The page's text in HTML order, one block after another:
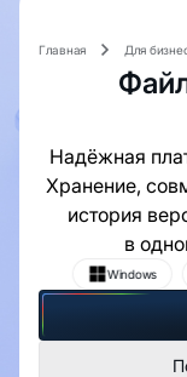
Главная Для
Надёжная
Хранение,
история
в
Windows